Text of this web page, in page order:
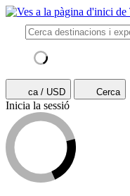
ca / USD Cerca
Inicia la sessió